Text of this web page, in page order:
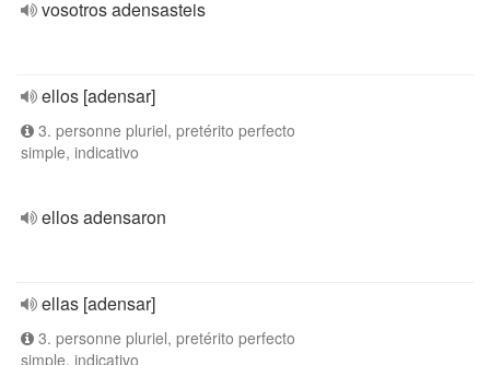
vosotros adensasteis
ellos [adensar]
3. personne pluriel, pretérito perfecto
simple, indicativo
ellos adensaron
ellas [adensar]
3. personne pluriel, pretérito perfecto
simple, indicativo